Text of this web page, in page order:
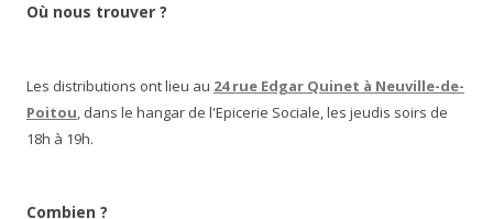
Où nous trouver ?
Les distributions ont lieu au 24 rue Edgar Quinet à Neuville-de-
Poitou, dans le hangar de l'Epicerie Sociale, les jeudis soirs de
18h à 19h.
Combien ?